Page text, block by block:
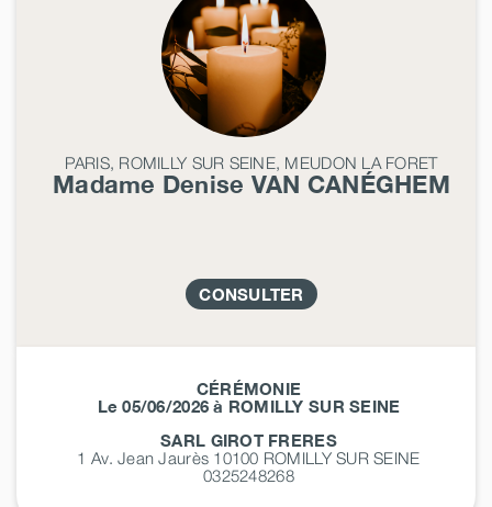
PARIS, ROMILLY SUR SEINE, MEUDON LA FORET
Madame Denise VAN CANÉGHEM
CONSULTER
CÉRÉMONIE
Le 05/06/2026 à ROMILLY SUR SEINE
SARL GIROT FRERES
1 Av. Jean Jaurès 10100 ROMILLY SUR SEINE
0325248268